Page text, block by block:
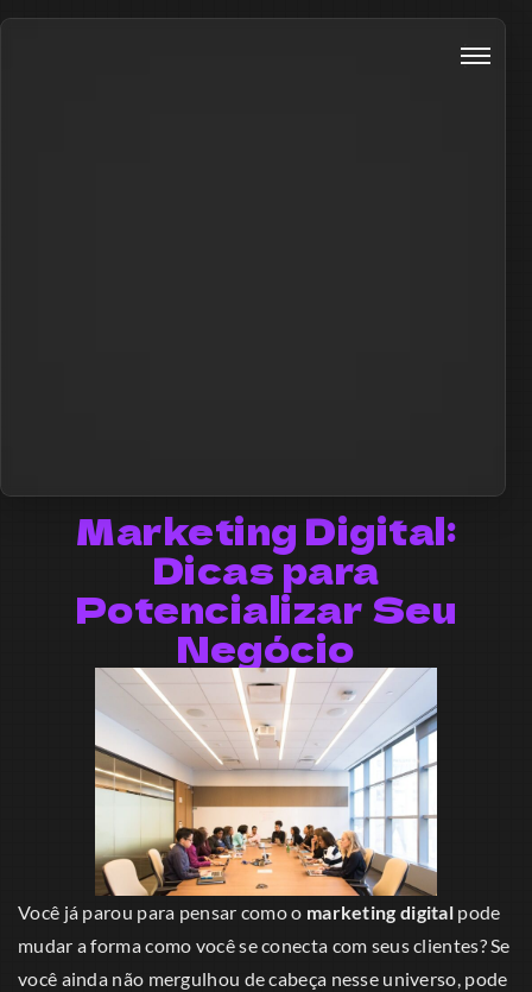
Marketing Digital:
Dicas para
Potencializar Seu
Negócio
Você já parou para pensar como o marketing digital pode
mudar a forma como você se conecta com seus clientes? Se
você ainda não mergulhou de cabeça nesse universo, pode